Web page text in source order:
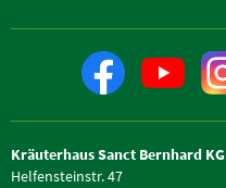
Kräuterhaus Sanct Bernhard KG
Helfensteinstr. 47